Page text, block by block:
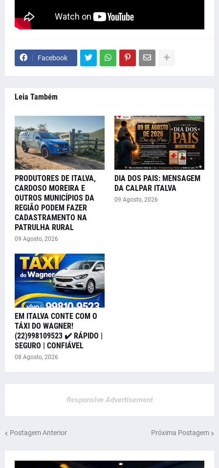
Facebook
Leia Também
PRODUTORES DE ITALVA,
CARDOSO MOREIRA E
OUTROS MUNICÍPIOS DA
REGIÃO PODEM FAZER
CADASTRAMENTO NA
PATRULHA RURAL
09 Agosto, 2026
DIA DOS PAIS: MENSAGEM
DA CALPAR ITALVA
09 Agosto, 2026
EM ITALVA CONTE COM O
TÁXI DO WAGNER!
(22)998109523 ✔️ RÁPIDO |
SEGURO | CONFIÁVEL
08 Agosto, 2026
Responsive Advertisement
Postagem Anterior Próxima Postagem